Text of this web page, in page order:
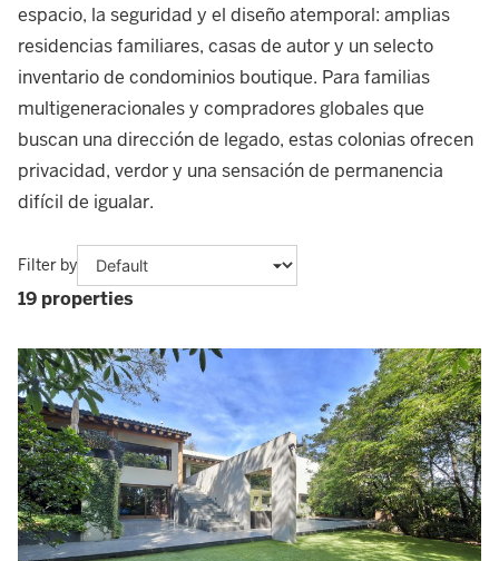
espacio, la seguridad y el diseño atemporal: amplias
residencias familiares, casas de autor y un selecto
inventario de condominios boutique. Para familias
multigeneracionales y compradores globales que
buscan una dirección de legado, estas colonias ofrecen
privacidad, verdor y una sensación de permanencia
difícil de igualar.
Filter by
19 properties